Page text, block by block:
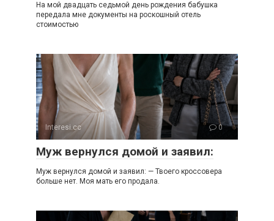
На мой двадцать седьмой день рождения бабушка
передала мне документы на роскошный отель
стоимостью
Interesi.cc 0
Муж вернулся домой и заявил:
Муж вернулся домой и заявил: — Твоего кроссовера
больше нет. Моя мать его продала.